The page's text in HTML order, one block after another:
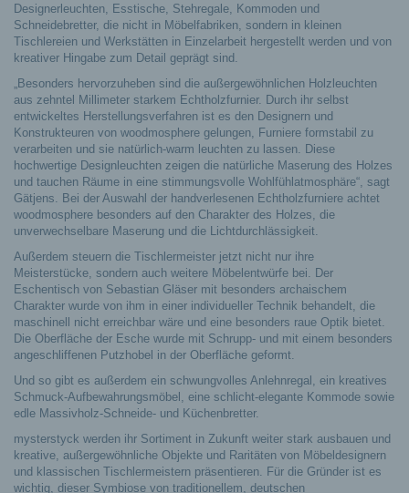
Designerleuchten, Esstische, Stehregale, Kommoden und
Schneidebretter, die nicht in Möbelfabriken, sondern in kleinen
Tischlereien und Werkstätten in Einzelarbeit hergestellt werden und von
kreativer Hingabe zum Detail geprägt sind.
„Besonders hervorzuheben sind die außergewöhnlichen Holzleuchten
aus zehntel Millimeter starkem Echtholzfurnier. Durch ihr selbst
entwickeltes Herstellungsverfahren ist es den Designern und
Konstrukteuren von woodmosphere gelungen, Furniere formstabil zu
verarbeiten und sie natürlich-warm leuchten zu lassen. Diese
hochwertige Designleuchten zeigen die natürliche Maserung des Holzes
und tauchen Räume in eine stimmungsvolle Wohlfühlatmosphäre“, sagt
Gätjens. Bei der Auswahl der handverlesenen Echtholzfurniere achtet
woodmosphere besonders auf den Charakter des Holzes, die
unverwechselbare Maserung und die Lichtdurchlässigkeit.
Außerdem steuern die Tischlermeister jetzt nicht nur ihre
Meisterstücke, sondern auch weitere Möbelentwürfe bei. Der
Eschentisch von Sebastian Gläser mit besonders archaischem
Charakter wurde von ihm in einer individueller Technik behandelt, die
maschinell nicht erreichbar wäre und eine besonders raue Optik bietet.
Die Oberfläche der Esche wurde mit Schrupp- und mit einem besonders
angeschliffenen Putzhobel in der Oberfläche geformt.
Und so gibt es außerdem ein schwungvolles Anlehnregal, ein kreatives
Schmuck-Aufbewahrungsmöbel, eine schlicht-elegante Kommode sowie
edle Massivholz-Schneide- und Küchenbretter.
mysterstyck werden ihr Sortiment in Zukunft weiter stark ausbauen und
kreative, außergewöhnliche Objekte und Raritäten von Möbeldesignern
und klassischen Tischlermeistern präsentieren. Für die Gründer ist es
wichtig, dieser Symbiose von traditionellem, deutschen